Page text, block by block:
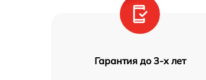
Гарантия до 3-х лет